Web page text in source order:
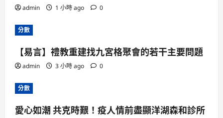
admin 1 小時 ago 0
分數
【易言】禮教重建找九宮格聚會的若干主要問題
admin 3 小時 ago 0
分數
愛心如潮 共克時艱！疫人情前盡顯洋湖森和診所